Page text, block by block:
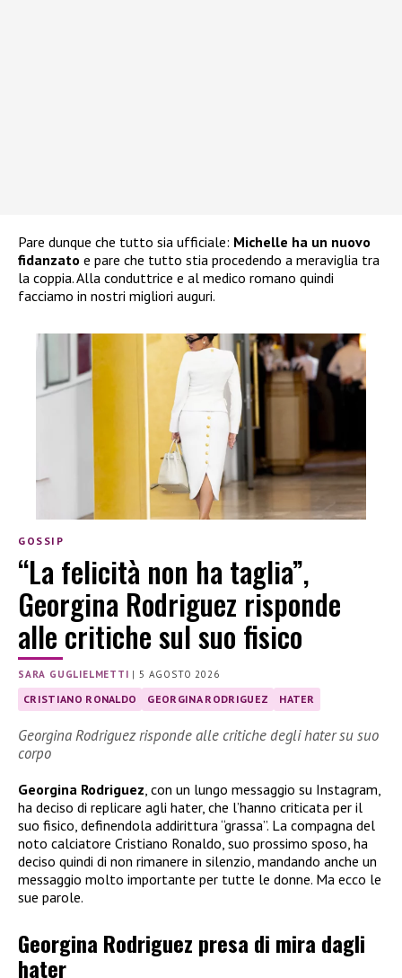
Pare dunque che tutto sia ufficiale: Michelle ha un nuovo
fidanzato e pare che tutto stia procedendo a meraviglia tra
la coppia. Alla conduttrice e al medico romano quindi
facciamo in nostri migliori auguri.
GOSSIP
“La felicità non ha taglia”,
Georgina Rodriguez risponde
alle critiche sul suo fisico
SARA GUGLIELMETTI |5 AGOSTO 2026
CRISTIANO RONALDO GEORGINA RODRIGUEZ HATER
Georgina Rodriguez risponde alle critiche degli hater su suo
corpo
Georgina Rodriguez, con un lungo messaggio su Instagram,
ha deciso di replicare agli hater, che l’hanno criticata per il
suo fisico, definendola addirittura “grassa”. La compagna del
noto calciatore Cristiano Ronaldo, suo prossimo sposo, ha
deciso quindi di non rimanere in silenzio, mandando anche un
messaggio molto importante per tutte le donne. Ma ecco le
sue parole.
Georgina Rodriguez presa di mira dagli
hater